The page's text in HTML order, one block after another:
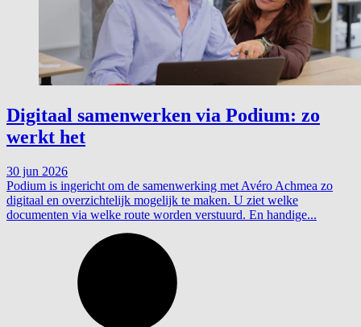
Digitaal samenwerken via Podium: zo
werkt het
30 jun 2026
Podium is ingericht om de samenwerking met Avéro Achmea zo
digitaal en overzichtelijk mogelijk te maken. U ziet welke
documenten via welke route worden verstuurd. En handige...